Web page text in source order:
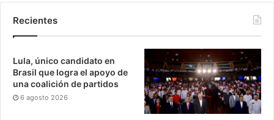
Recientes
Lula, único candidato en
Brasil que logra el apoyo de
una coalición de partidos
6 agosto 2026